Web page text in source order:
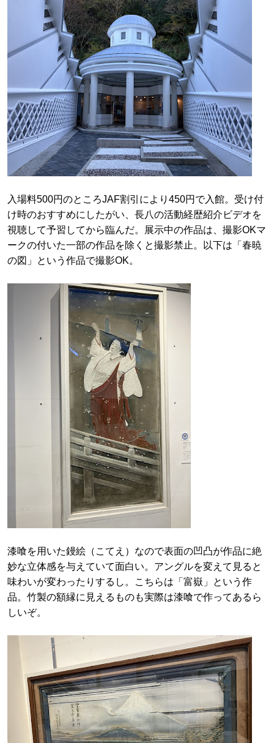
入場料500円のところJAF割引により450円で入館。受け付
け時のおすすめにしたがい、長八の活動経歴紹介ビデオを
視聴して予習してから臨んだ。展示中の作品は、撮影OKマ
ークの付いた一部の作品を除くと撮影禁止。以下は「春暁
の図」という作品で撮影OK。
漆喰を用いた鏝絵（こてえ）なので表面の凹凸が作品に絶
妙な立体感を与えていて面白い。アングルを変えて見ると
味わいが変わったりするし。こちらは「富嶽」という作
品。竹製の額縁に見えるものも実際は漆喰で作ってあるら
しいぞ。